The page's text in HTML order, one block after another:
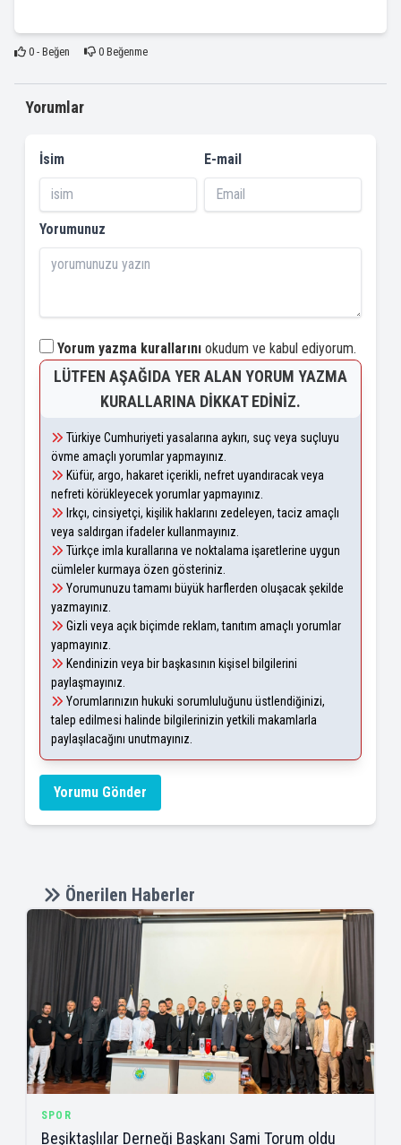
0- Beğen 0Beğenme
Yorumlar
İsim E-mail
Yorumunuz
Yorum yazma kurallarını okudum ve kabul ediyorum.
LÜTFEN AŞAĞIDA YER ALAN YORUM YAZMA
KURALLARINA DIKKAT EDINIZ.
Türkiye Cumhuriyeti yasalarına aykırı, suç veya suçluyu
övme amaçlı yorumlar yapmayınız.
Küfür, argo, hakaret içerikli, nefret uyandıracak veya
nefreti körükleyecek yorumlar yapmayınız.
Irkçı, cinsiyetçi, kişilik haklarını zedeleyen, taciz amaçlı
veya saldırgan ifadeler kullanmayınız.
Türkçe imla kurallarına ve noktalama işaretlerine uygun
cümleler kurmaya özen gösteriniz.
Yorumunuzu tamamı büyük harflerden oluşacak şekilde
yazmayınız.
Gizli veya açık biçimde reklam, tanıtım amaçlı yorumlar
yapmayınız.
Kendinizin veya bir başkasının kişisel bilgilerini
paylaşmayınız.
Yorumlarınızın hukuki sorumluluğunu üstlendiğinizi,
talep edilmesi halinde bilgilerinizin yetkili makamlarla
paylaşılacağını unutmayınız.
Yorumu Gönder
Önerilen Haberler
SPOR
Beşiktaşlılar Derneği Başkanı Sami Torum oldu